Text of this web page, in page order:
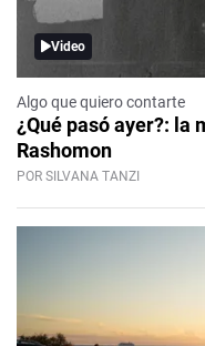
Video
Algo que quiero contarte
¿Qué pasó ayer?: la
Rashomon
POR SILVANA TANZI